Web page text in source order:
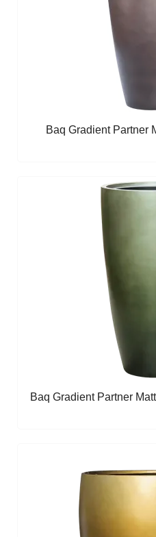
Baq Gradient Partner
Baq Gradient Partner